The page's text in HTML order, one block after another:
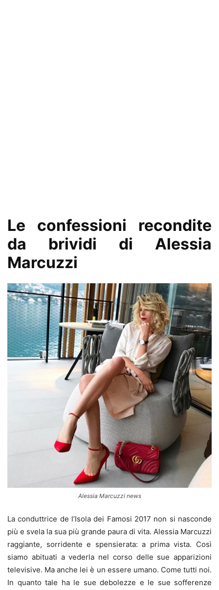
Le confessioni recondite
da brividi di Alessia
Marcuzzi
Alessia Marcuzzi news
La conduttrice de l’Isola dei Famosi 2017 non si nasconde
più e svela la sua più grande paura di vita. Alessia Marcuzzi
raggiante, sorridente e spensierata: a prima vista. Così
siamo abituati a vederla nel corso delle sue apparizioni
televisive. Ma anche lei è un essere umano. Come tutti noi.
In quanto tale ha le sue debolezze e le sue sofferenze